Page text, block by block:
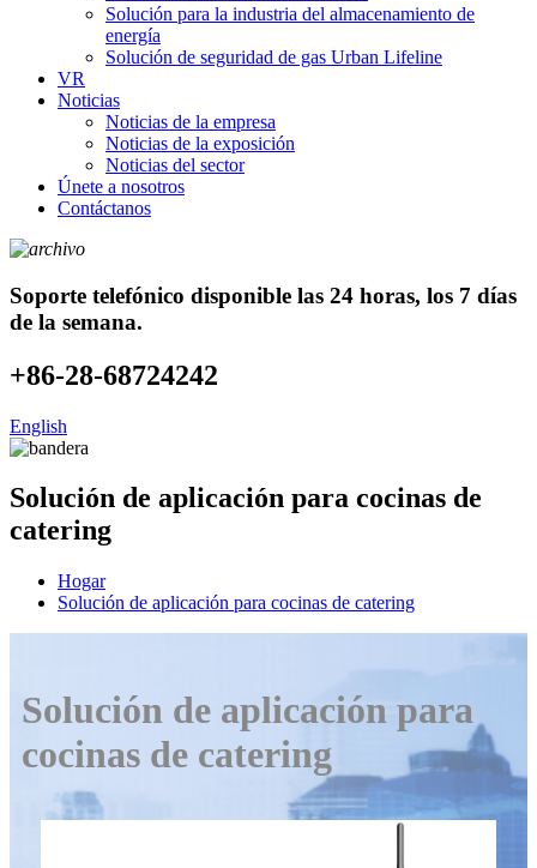
Solución para la industria del almacenamiento de
energía
Solución de seguridad de gas Urban Lifeline
VR
Noticias
Noticias de la empresa
Noticias de la exposición
Noticias del sector
Únete a nosotros
Contáctanos
Soporte telefónico disponible las 24 horas, los 7 días
de la semana.
+86-28-68724242
English
Solución de aplicación para cocinas de
catering
Hogar
Solución de aplicación para cocinas de catering
Solución de aplicación para
cocinas de catering